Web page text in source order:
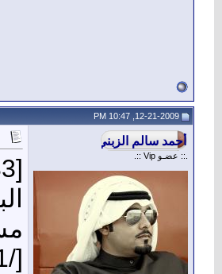
.:: عضـو Vip ::.
[glow1=ff3333]
[/glow1]